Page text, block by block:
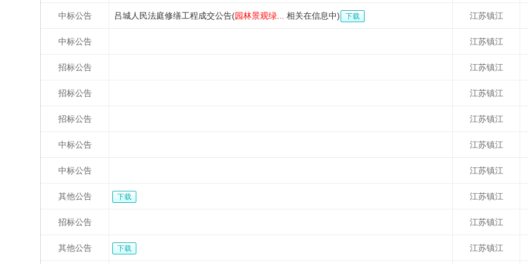
中标公告 吕城人民法庭修缮工程成交公告(园林景观绿... 相关在信息中) 下载 江苏镇江
中标公告 江苏镇江
招标公告 江苏镇江
招标公告 江苏镇江
招标公告 江苏镇江
中标公告 江苏镇江
中标公告 江苏镇江
其他公告 下载 江苏镇江
招标公告 江苏镇江
其他公告 下载 江苏镇江